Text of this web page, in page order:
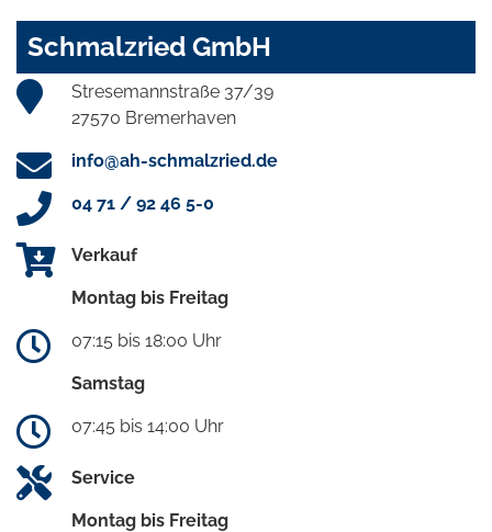
Schmalzried GmbH
Stresemannstraße 37/39
27570 Bremerhaven
info@ah-schmalzried.de
04 71 / 92 46 5-0
Verkauf
Montag bis Freitag
07:15 bis 18:00 Uhr
Samstag
07:45 bis 14:00 Uhr
Service
Montag bis Freitag